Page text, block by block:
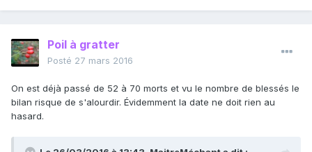
Poil à gratter
Posté 27 mars 2016
On est déjà passé de 52 à 70 morts et vu le nombre de blessés le
bilan risque de s'alourdir. Évidemment la date ne doit rien au
hasard.